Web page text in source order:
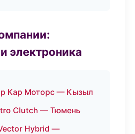
электроника
Кар Моторс — Кызыл
Clutch — Тюмень
Hybrid —